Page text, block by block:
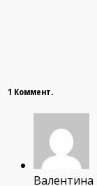
1 Коммент.
Валентина